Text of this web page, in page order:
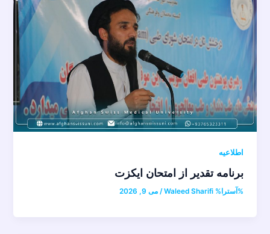
اطلاعیه
برنامه تقدیر از امتحان ایکزت
%آسترا% Waleed Sharifi
/می 9, 2026